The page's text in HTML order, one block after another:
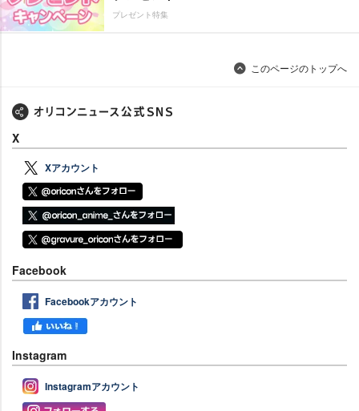
プレゼント特集
このページのトップへ
X
Xアカウント
Facebook
Facebookアカウント
Instagram
Instagramアカウント